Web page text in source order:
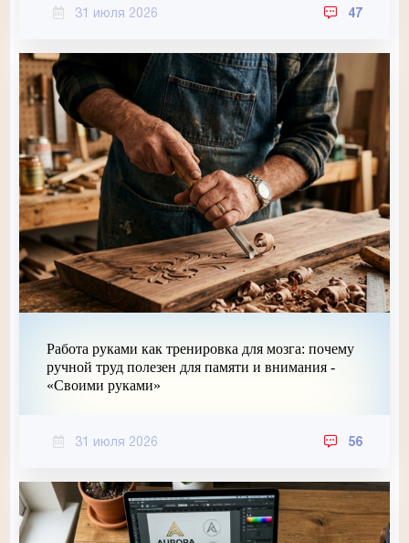
31 июля 2026 47
Работа руками как тренировка для мозга: почему
ручной труд полезен для памяти и внимания -
«Своими руками»
31 июля 2026 56